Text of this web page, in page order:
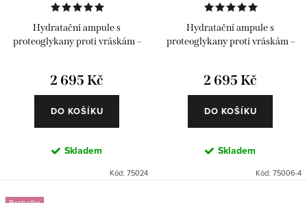
Hydratační ampule s
proteoglykany proti vráskám –
2 695 Kč
DO KOŠÍKU
Skladem
Kód: 75024
Hydratační ampule s
proteoglykany proti vráskám –
2 695 Kč
DO KOŠÍKU
Skladem
Kód: 75006-4